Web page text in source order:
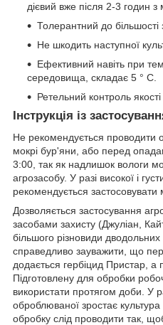
дієвий вже після 2-3 годин
Толерантний до більшості
Не шкодить наступної
Ефективний навіть при
середовища, складає 5 ° С.
Ретельний контроль
Інструкція із
Не рекомендується проводити
мокрі бур'яни, або перед
3:00, так як надлишок вологи
агрозасобу. У разі високої і
рекомендується
Дозволяється застосування
засобами захисту (Джуліан,
більшого різновиди
справедливо зауважити, що
додається гербіцид Пристар, а
Підготовлену для обробки
використати протягом доби. У
оброблюваної зростає
обробку слід проводити так,